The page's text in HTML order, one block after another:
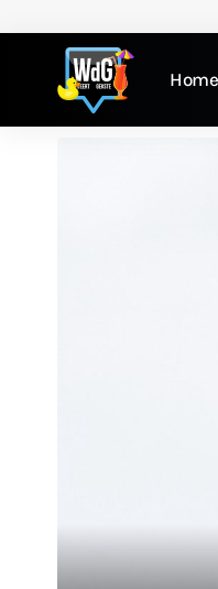
Home